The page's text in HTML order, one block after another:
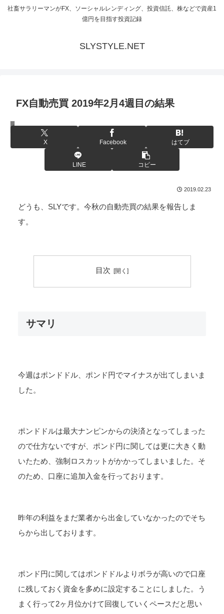
社畜サラリーマンがFX、ソーシャルレンディング、投資信託、株などで資産1
億円を目指す投資記録
SLYSTYLE.NET
FX自動売買 2019年2月4週目の結果
FXシステムトレード
X Facebook はてブ
LINE コピー
2019.02.23
どうも、SLYです。今秋の自動売買の結果を報告しま
す。
目次
サマリ
今週はポンドドル、ポンド円でマイナスが出てしまいま
した。
ポンドドルは最大ナンピンからの決済となってしまった
ので仕方ないですが、ポンド円に関しては更に大きく動
いたため、強制ロスカットがかかってしまいました。そ
のため、口座に追加入金を行っております。
昨年の利益をまだ業者から出金していなかったのでそち
らから出しております。
ポンド円に関してはポンドドルよりボラが高いので口座
に残しておく資金を多めに設定することにしました。う
まく行って2ヶ月位かけて回復していくペースだと思い